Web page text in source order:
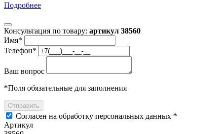
Подробнее
Консультация по товару: артикул 38560
Имя*
Телефон*
Ваш вопрос
*Поля обязательные для заполнения
Отправить
Согласен на обработку персональных данных *
Артикул